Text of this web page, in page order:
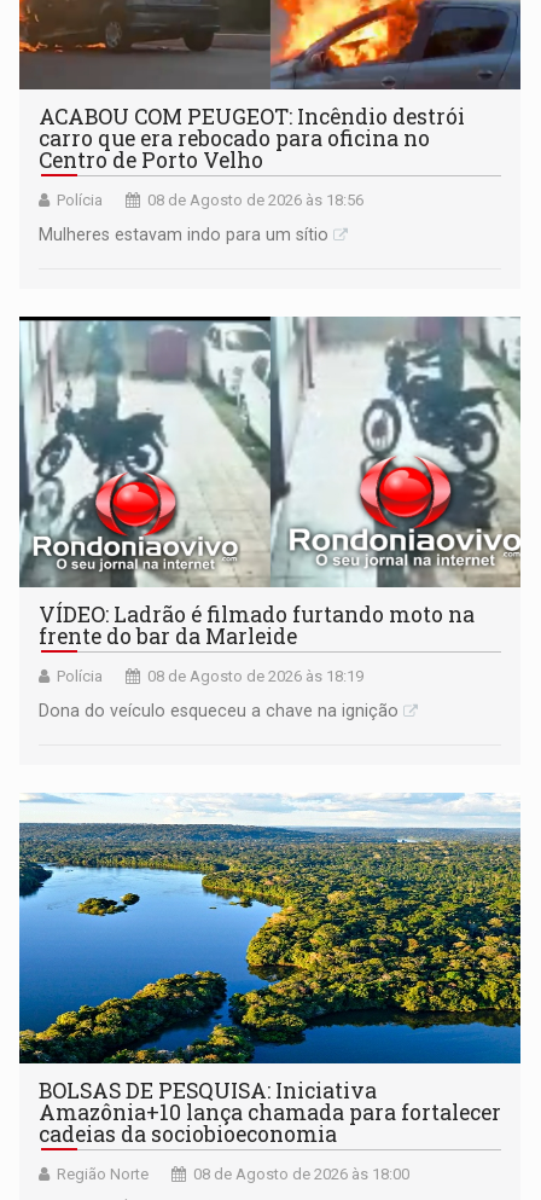
ACABOU COM PEUGEOT: Incêndio destrói
carro que era rebocado para oficina no
Centro de Porto Velho
Polícia 08 de Agosto de 2026 às 18:56
Mulheres estavam indo para um sítio
VÍDEO: Ladrão é filmado furtando moto na
frente do bar da Marleide
Polícia 08 de Agosto de 2026 às 18:19
Dona do veículo esqueceu a chave na ignição
BOLSAS DE PESQUISA: Iniciativa
Amazônia+10 lança chamada para fortalecer
cadeias da sociobioeconomia
Região Norte 08 de Agosto de 2026 às 18:00